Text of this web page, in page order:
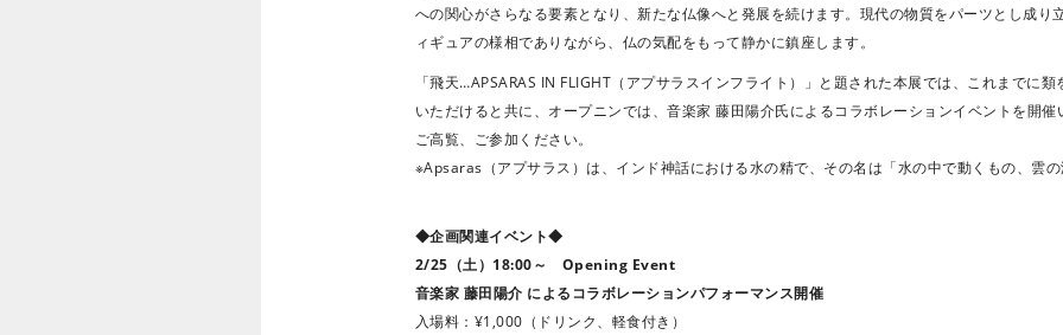
への関心がさらなる要素となり、新たな仏像へと発展を続けます。現代の物質をパーツとし成り
ィギュアの様相でありながら、仏の気配をもって静かに鎮座します。
「飛天…APSARAS IN FLIGHT（アプサラスインフライト）」と題された本展では、これまでに
いただけると共に、オープニンでは、音楽家 藤田陽介氏によるコラボレーションイベントを開
ご高覧、ご参加ください。
※Apsaras（アプサラス）は、インド神話における水の精で、その名は「水の中で動くもの、雲の
◆企画関連イベント◆
2/25 （土）18:00～ Opening Event
音楽家 藤田陽介 によるコラボレーションパフォーマンス開催
入場料：¥1,000（ドリンク、軽食付き）